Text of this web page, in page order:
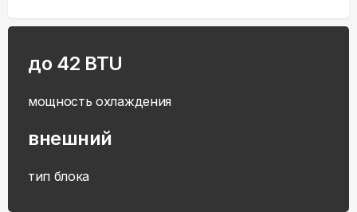
до 42 BTU
мощность охлаждения
внешний
тип блока